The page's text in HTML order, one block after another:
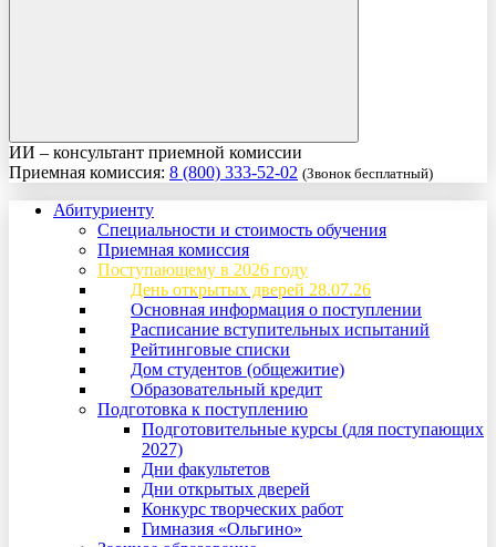
ИИ – консультант приемной комиссии
Приемная комиссия: 8 (800) 333-52-02 (Звонок бесплатный)
Абитуриенту
Специальности и стоимость обучения
Приемная комиссия
Поступающему в 2026 году
День открытых дверей 28.07.26
Основная информация о поступлении
Расписание вступительных испытаний
Рейтинговые списки
Дом студентов (общежитие)
Образовательный кредит
Подготовка к поступлению
Подготовительные курсы (для поступающих
2027)
Дни факультетов
Дни открытых дверей
Конкурс творческих работ
Гимназия «Ольгино»